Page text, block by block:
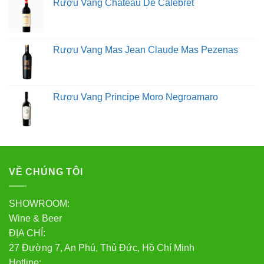
nằm trong vườn nho, nơi sản xuất rượu vang. Bởi vì nó
nằm trong các dây leo của chúng tôi, nhiều người trong số
Lời khuyên cần thiết về cách uống rượu vang
Sử dụng đúng loại ly rượu
Chọn ly rượu phù hợp cho các loại rượu khác nhau có
ly rượu vang có vành rộng và ly to hơn.
hơn.
Ly rượu vang hồng: Uống một ly rượu vang hồng nồng
độ thấp bằng ly rượu có miệng rộng và thân dài. Rượu
vang hồng nồng độ cao tốt nhất được uống trong một ly
Rượu Vang Chateau De Calebret
Rượu Vang Mas Jean Claude Mas Pezenas
Rượu Vang Principe Moro Negroamaro
VỀ CHÚNG TÔI
SHOWROOM:
Wine & Beer
ĐỊA CHỈ:
27 Đường 7, An Phú, Thủ Đức, Hồ Chí Minh